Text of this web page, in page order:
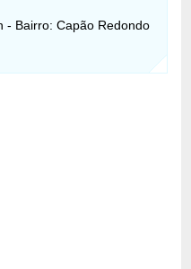
- Bairro: Capão Redondo